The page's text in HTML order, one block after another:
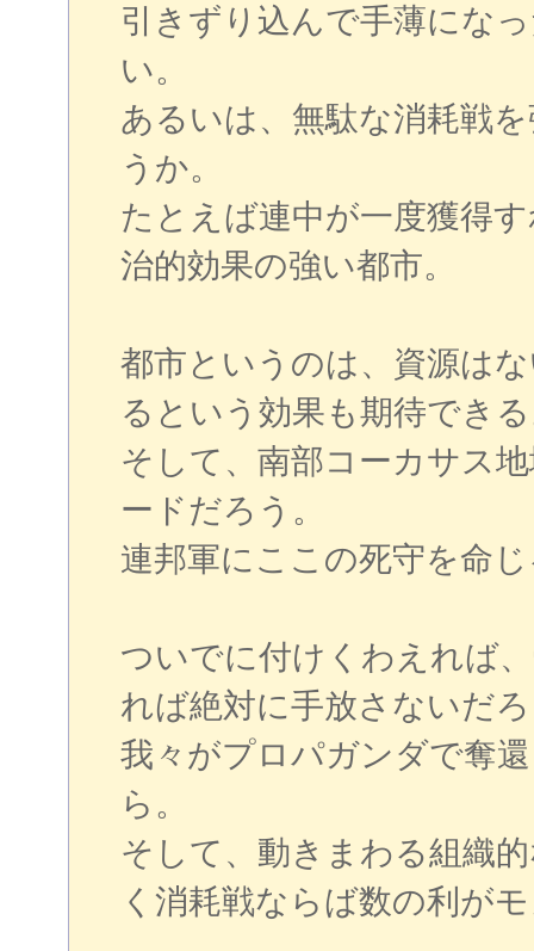
引きずり込んで手薄にな
い。
あるいは、無駄な消耗戦
うか。
たとえば連中が一度獲得
治的効果の強い都市。
都市というのは、資源は
るという効果も期待でき
そして、南部コーカサス
ードだろう。
連邦軍にここの死守を命
ついでに付けくわえれば
れば絶対に手放さないだ
我々がプロパガンダで奪
ら。
そして、動きまわる組織
く消耗戦ならば数の利が